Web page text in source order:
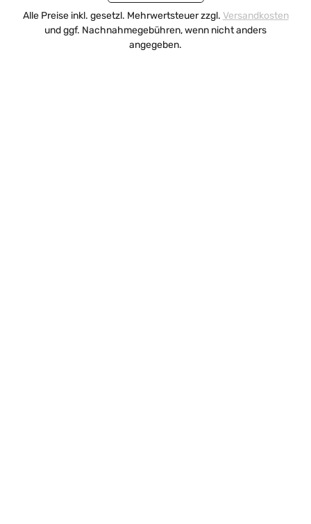
Alle Preise inkl. gesetzl. Mehrwertsteuer zzgl. Versandkosten
und ggf. Nachnahmegebühren, wenn nicht anders
angegeben.